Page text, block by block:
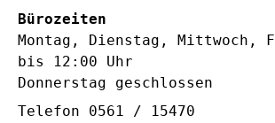
Bürozeiten
Montag, Dienstag, Mittwoch,
bis 12:00 Uhr
Donnerstag geschlossen
Telefon 0561 / 15470